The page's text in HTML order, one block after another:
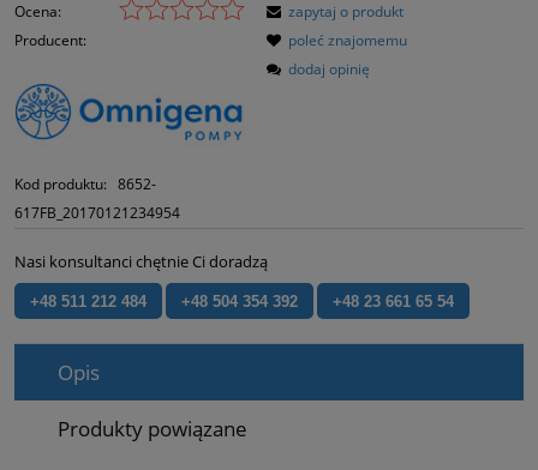
Ocena:
Producent:
Kod produktu: 8652-
617FB_20170121234954
zapytaj o produkt
poleć znajomemu
dodaj opinię
Nasi konsultanci chętnie Ci doradzą
+48 511 212 484 +48 504 354 392 +48 23 661 65 54
Opis
Produkty powiązane